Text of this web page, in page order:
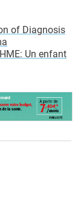
of Diagnosis
Un enfant